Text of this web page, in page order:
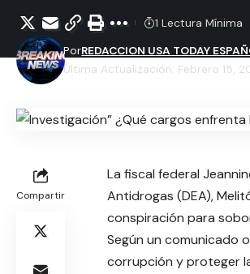
Última Actualización: Febrero 15,
PorREDACCION USA TODAY
1 Lectura Mínima
Compartir
La fiscal federal
Antidrogas (DEA),
conspiración para
Según un comunicado
corrupción y proteger